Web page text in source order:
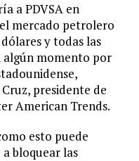
a PDVSA en
mercado petrolero
y todas las
algún momento por
presidente de
American Trends.
esto puede
bloquear las